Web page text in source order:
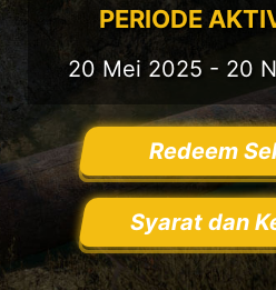
PERIODE
20 Mei 2025 - 20
Redeem
Syarat dan